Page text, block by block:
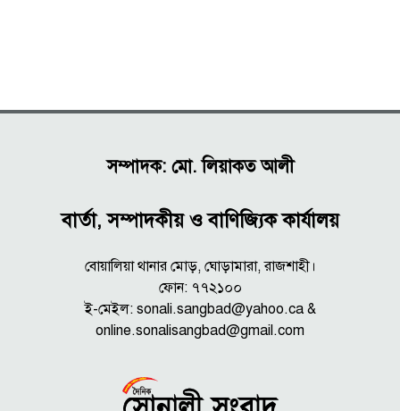
সম্পাদক: মো. লিয়াকত আলী
বার্তা, সম্পাদকীয় ও বাণিজ্যিক কার্যালয়
বোয়ালিয়া থানার মোড়, ঘোড়ামারা, রাজশাহী।
ফোন: ৭৭২১০০
ই-মেইল: sonali.sangbad@yahoo.ca &
online.sonalisangbad@gmail.com